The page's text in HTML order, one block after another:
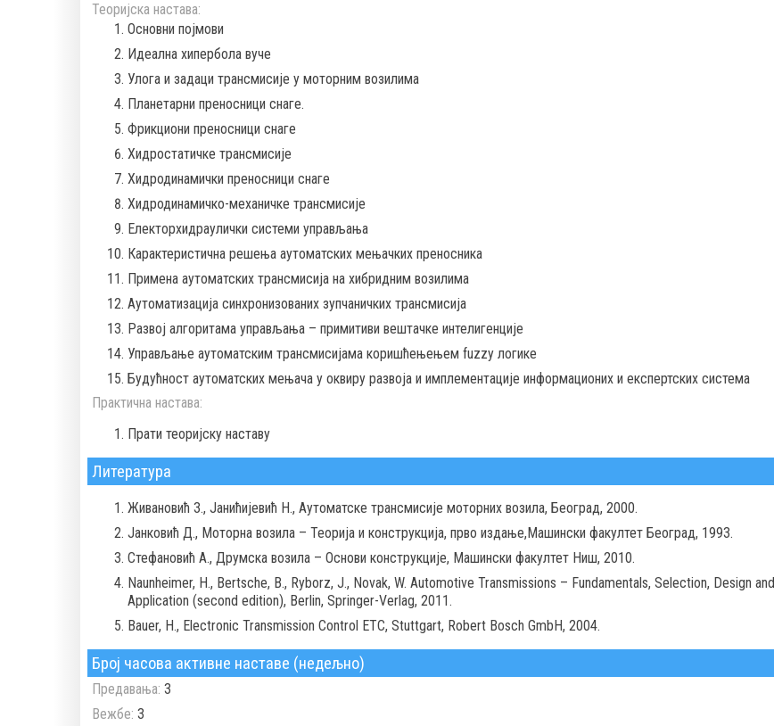
Теоријска настава:
Основни појмови
Идеална хипербола вуче
Улога и задаци трансмисије у моторним возилима
Планетарни преносници снаге.
Фрикциони преносници снаге
Хидростатичке трансмисије
Хидродинамички преносници снаге
Хидродинамичко-механичке трансмисије
Електорхидраулички системи управљања
Карактеристична решења аутоматских мењачких преносника
Примена аутоматских трансмисија на хибридним возилима
Аутоматизација синхронизованих зупчаничких трансмисијa
Развој алгоритама управљања – примитиви вештачке интелигенције
Управљање аутоматским трансмисијама коришћењењем fuzzy логике
Будућност аутоматских мењача у оквиру развоја и имплементације информационих и експертских система
Практична настава:
Прати теоријску наставу
Литература
Живановић З., Јанићијевић Н., Аутоматске трансмисије моторних возила, Београд, 2000.
Јанковић Д., Моторна возила – Теорија и конструкција, прво издање,Машински факултет Београд, 1993.
Стефановић А., Друмска возила – Основи конструкције, Машински факултет Ниш, 2010.
Naunheimer, H., Bertsche, B., Ryborz, J., Novak, W. Automotive Transmissions – Fundamentals, Selection, Design and
Application (second edition), Berlin, Springer-Verlag, 2011.
Bauer, H., Electronic Transmission Control ETC, Stuttgart, Robert Bosch GmbH, 2004.
Број часова активне наставе (недељно)
Предавања: 3
Вежбе: 3